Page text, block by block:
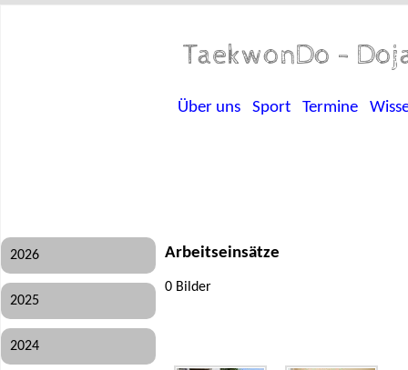
TaekwonDo -
Über uns Sport Termine
2026
2025
2024
Arbeitseinsätze
0 Bilder